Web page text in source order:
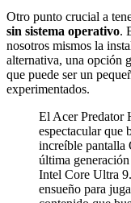
Otro punto crucial a
sin sistema operativo.
nosotros mismos la
alternativa, una opción
que puede ser un
experimentados.
El Acer Predator
espectacular que
increíble
última
Intel Core Ultra
ensueño para